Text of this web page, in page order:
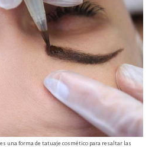
una forma de tatuaje cosmético para resaltar las